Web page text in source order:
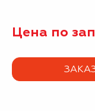
Цена по